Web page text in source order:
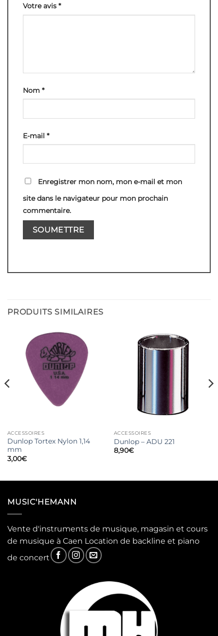
Votre avis *
Nom *
E-mail *
Enregistrer mon nom, mon e-mail et mon
site dans le navigateur pour mon prochain
commentaire.
PRODUITS SIMILAIRES
ACCESSOIRES
Dunlop Tortex Nylon 1,14
mm
3,00€
ACCESSOIRES
Dunlop – ADU 221
8,90€
MUSIC'HEMANN
Vente d'instruments de musique, magasin et cours
de musique à Caen Location de backline et piano
de concert